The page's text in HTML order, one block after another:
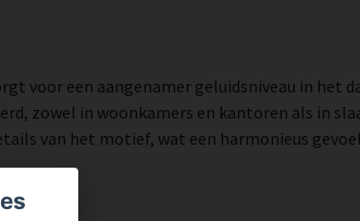
voor een aangenamer geluidsniveau in het
zowel in woonkamers en kantoren als in
van het motief, wat een harmonieus